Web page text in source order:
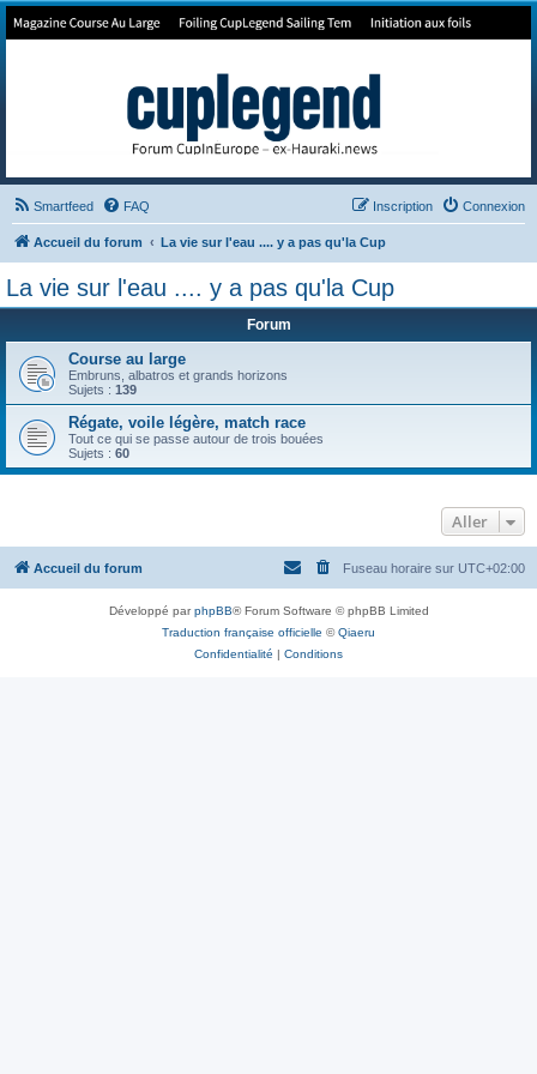
Forum de Cup In Europe
Smartfeed FAQ Connexion
Inscription
Accueil du forum La vie sur l'eau .... y a pas qu'la Cup
La vie sur l'eau .... y a pas qu'la Cup
Forum
Course au large
Embruns, albatros et grands horizons
Sujets : 139
Régate, voile légère, match race
Tout ce qui se passe autour de trois bouées
Sujets : 60
Aller
Accueil du forum Fuseau horaire sur UTC+02:00
Développé parphpBB® Forum Software © phpBB Limited
Traduction française officielle ©Qiaeru
Confidentialité
Conditions